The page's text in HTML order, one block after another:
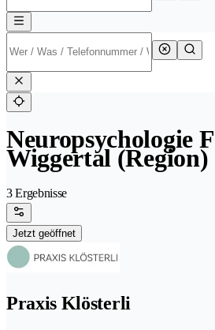
Neuropsychologie
Wiggertal (Region)
3 Ergebnisse
Jetzt geöffnet
Praxis Klösterli